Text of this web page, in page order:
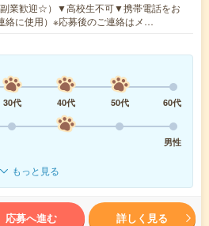
業歓迎☆）▼高校生不可▼携帯電話をお
絡に使用）※応募後のご連絡はメ…
30代 40代 50代
60代
男性
もっと見る
応募へ進む 詳しく見る